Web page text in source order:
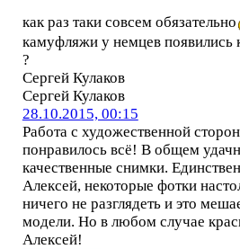
как раз таки совсем обязательно
камуфляжи у немцев появились
?
Сергей Кулаков
Сергей Кулаков
28.10.2015, 00:15
Работа с художественной
понравилось всё! В общем
качественные снимки.
Алексей, некоторые фотки
ничего не разглядеть и это
модели. Но в любом случае
Алексей!